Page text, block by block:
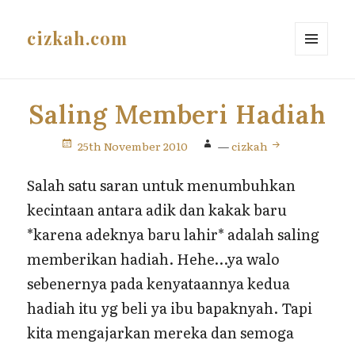
cizkah.com
Saling Memberi Hadiah
25th November 2010 —cizkah
Salah satu saran untuk menumbuhkan
kecintaan antara adik dan kakak baru
*karena adeknya baru lahir* adalah saling
memberikan hadiah. Hehe…ya walo
sebenernya pada kenyataannya kedua
hadiah itu yg beli ya ibu bapaknyah. Tapi
kita mengajarkan mereka dan semoga